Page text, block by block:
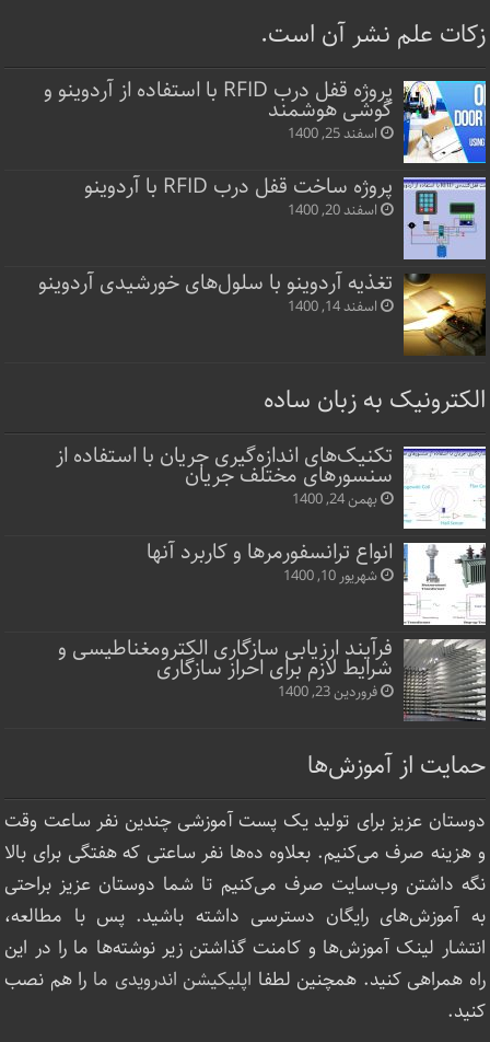
زکات علم نشر آن است.
پروژه قفل‌ درب RFID با استفاده از آردوینو و
گوشی هوشمند
اسفند 25, 1400
پروژه ساخت قفل‌ درب RFID با آردوینو
اسفند 20, 1400
تغذیه آردوینو با سلول‌های خورشیدی آردوینو
اسفند 14, 1400
الکترونیک به زبان ساده
تکنیک‌های اندازه‌گیری جریان با استفاده از
سنسورهای مختلف جریان
بهمن 24, 1400
انواع ترانسفورمرها و کاربرد آنها
شهریور 10, 1400
فرآیند ارزیابی سازگاری الکترومغناطیسی و
شرایط لازم برای احراز سازگاری
فروردین 23, 1400
حمایت از آموزش‌ها
دوستان عزیز برای تولید یک پست آموزشی چندین نفر ساعت‌ وقت
و هزینه صرف می‌کنیم. بعلاوه ده‌ها نفر ساعتی که هفتگی برای بالا
نگه داشتن وب‌سایت صرف ‌می‌کنیم تا شما دوستان عزیز براحتی
به آموزش‌های رایگان دسترسی داشته باشید. پس با مطالعه،
انتشار لینک‌ آموزش‌ها و کامنت گذاشتن زیر نوشته‌‌ها ما را در این
راه همراهی کنید. همچنین لطفا اپلیکیشن اندرویدی ما را هم نصب
کنید.